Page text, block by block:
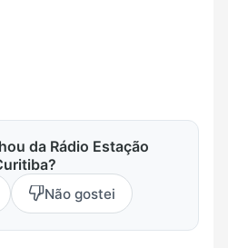
da Rádio Estação
Não gostei